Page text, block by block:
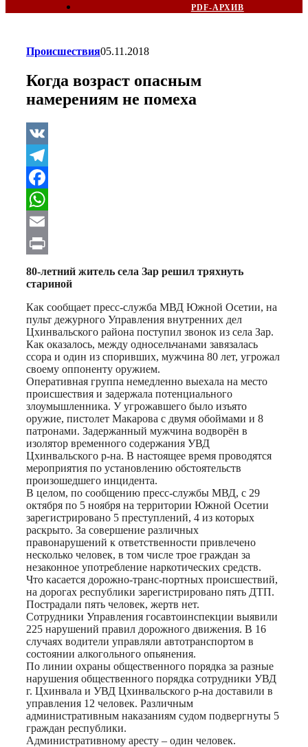
PDF-АРХИВ
Происшествия05.11.2018
Когда возраст опасным
намерениям не помеха
VK
Telegram
Facebook
WhatsApp
Email
Print
80-летний житель села Зар решил тряхнуть
стариной
Как сообщает пресс-служба МВД Южной Осетии, на
пульт дежурного Управления внутренних дел
Цхинвальского района поступил звонок из села Зар.
Как оказалось, между односельчанами завязалась
ссора и один из споривших, мужчина 80 лет, угрожал
своему оппоненту оружием.
Оперативная группа немедленно выехала на место
происшествия и задержала потенциального
злоумышленника. У угрожавшего было изъято
оружие, пистолет Макарова с двумя обоймами и 8
патронами. Задержанный мужчина водворён в
изолятор временного содержания УВД
Цхинвальского р-на. В настоящее время проводятся
мероприятия по установлению обстоятельств
произошедшего инцидента.
В целом, по сообщению пресс-службы МВД, с 29
октября по 5 ноября на территории Южной Осетии
зарегистрировано 5 преступлений, 4 из которых
раскрыто. За совершение различных
правонарушений к ответственности привлечено
несколько человек, в том числе трое граждан за
незаконное употребление наркотических средств.
Что касается дорожно-транс-портных происшествий,
на дорогах республики зарегистрировано пять ДТП.
Пострадали пять человек, жертв нет.
Сотрудники Управления госавтоинспекции выявили
225 нарушений правил дорожного движения. В 16
случаях водители управляли автотранспортом в
состоянии алкогольного опьянения.
По линии охраны общественного порядка за разные
нарушения общественного порядка сотрудники УВД
г. Цхинвала и УВД Цхинвальского р-на доставили в
управления 12 человек. Различным
административным наказаниям судом подвергнуты 5
граждан республики.
Административному аресту – один человек.